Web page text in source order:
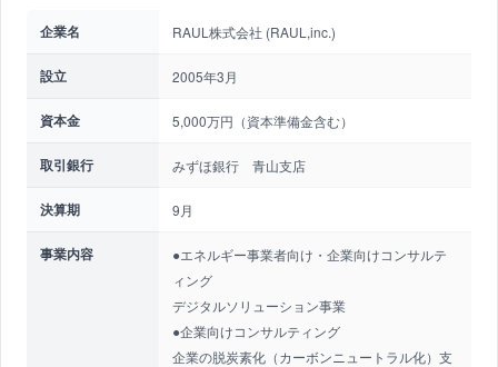
企業名 RAUL株式会社 (RAUL,inc.)
設立 2005年3月
資本金 5,000万円（資本準備金含む）
取引銀行 みずほ銀行 青山支店
決算期 9月
事業内容
●エネルギー事業者向け・企業向けコンサルテ
ィング
デジタルソリューション事業
●企業向けコンサルティング
企業の脱炭素化（カーボンニュートラル化）支